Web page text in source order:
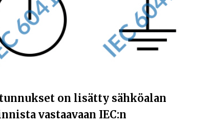
on lisätty sähköalan
vastaavaan IEC:n